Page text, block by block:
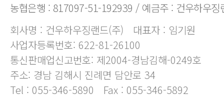
농협은행 : 817097-51-192939 / 예금주 : 건우하우징
회사명 : 건우하우징랜드(주)
대표자 : 임기원
사업자등록번호: 622-81-26100
통신판매업신고번호: 제2004-경남김해-0249호
주소: 경남 김해시 진례면 담안로 34
Tel : 055-346-5890
Fax : 055-346-5892